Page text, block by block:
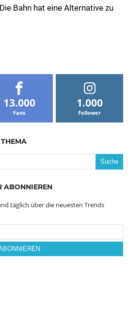
Bahn hat eine Alternative zu
13.000
Fans
1.000
Follower
ABONNIEREN
täglich über die neuesten Trends